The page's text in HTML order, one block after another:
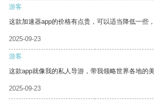
游客
这款加速器app的价格有点贵，可以适当降低一些
2025-09-23
游客
这款app就像我的私人导游，带我领略世界各地的美
2025-09-23